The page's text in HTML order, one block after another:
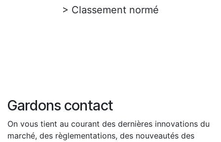
> Classement normé
Gardons contact
On vous tient au courant des dernières innovations du
marché, des règlementations, des nouveautés des